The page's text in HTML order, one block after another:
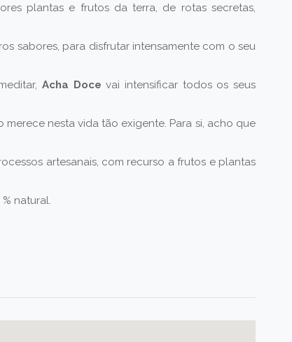
plantas e frutos da terra, de rotas secretas,
sabores, para disfrutar intensamente com o seu
Acha Docevai intensificar todos os seus
merece nesta vida tão exigente. Para si, acho que
artesanais, com recurso a frutos e plantas
natural.